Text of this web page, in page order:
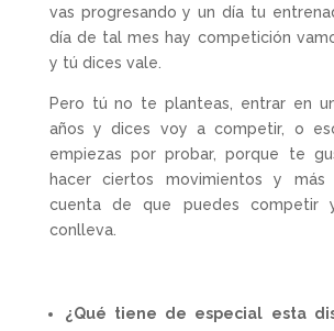
vas progresando y un día tu
día de tal mes hay competición
y tú dices vale.
Pero tú no te planteas, entrar en
años y dices voy a competir, o
empiezas por probar, porque te
hacer ciertos movimientos y
cuenta de que puedes competir
conlleva.
¿Qué tiene de especial esta